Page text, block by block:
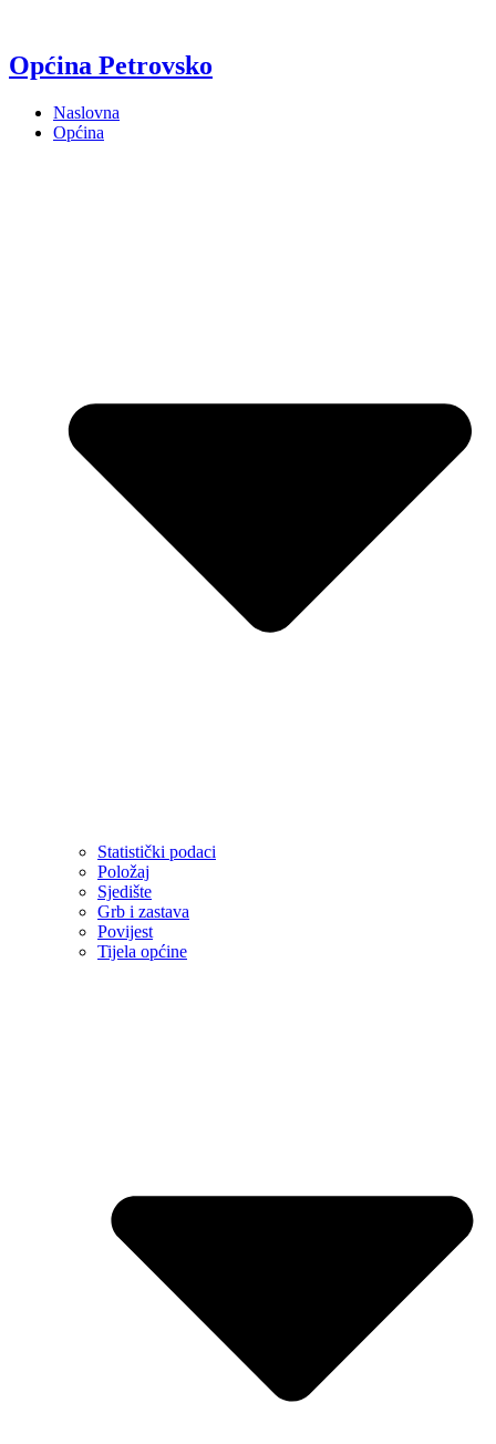
Općina Petrovsko
Naslovna
Općina
Statistički podaci
Položaj
Sjedište
Grb i zastava
Povijest
Tijela općine